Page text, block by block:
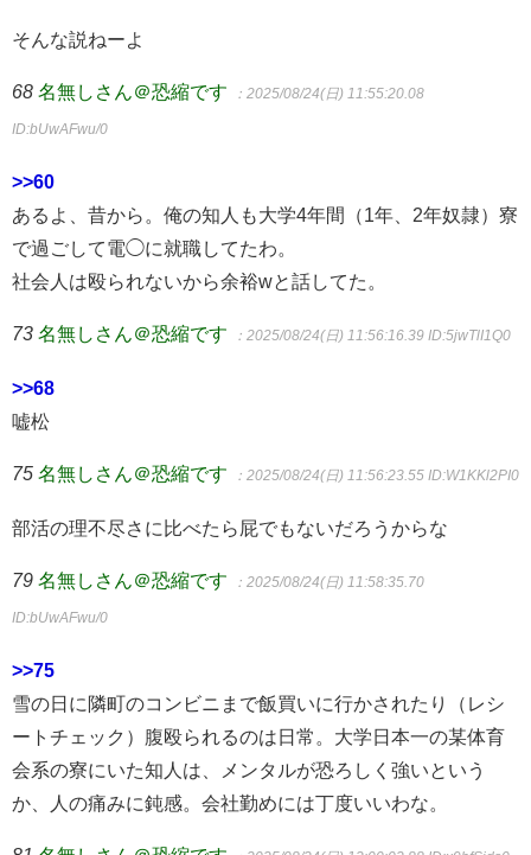
そんな説ねーよ
68 名無しさん＠恐縮です ：2025/08/24(日) 11:55:20.08
ID:bUwAFwu/0
>>60
あるよ、昔から。俺の知人も大学4年間（1年、2年奴隷）寮
で過ごして電◯に就職してたわ。
社会人は殴られないから余裕wと話してた。
73 名無しさん＠恐縮です ：2025/08/24(日) 11:56:16.39 ID:5jwTlI1Q0
>>68
嘘松
75 名無しさん＠恐縮です ：2025/08/24(日) 11:56:23.55 ID:W1KKl2PI0
部活の理不尽さに比べたら屁でもないだろうからな
79 名無しさん＠恐縮です ：2025/08/24(日) 11:58:35.70
ID:bUwAFwu/0
>>75
雪の日に隣町のコンビニまで飯買いに行かされたり（レシ
ートチェック）腹殴られるのは日常。大学日本一の某体育
会系の寮にいた知人は、メンタルが恐ろしく強いという
か、人の痛みに鈍感。会社勤めには丁度いいわな。